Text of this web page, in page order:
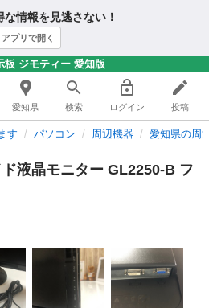
情報を見逃さない！
アプリで開く
板 ジモティー 愛知版
愛知県 検索 ログイン 投稿
す パソコン 周辺機器 愛知県の周
液晶モニター GL2250-B フ